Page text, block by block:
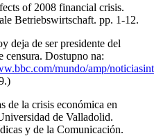
of 2008 financial crisis.
Betriebswirtschaft. pp. 1-12.
deja de ser presidente del
censura. Dostupno na:
mundo/amp/
de la crisis económica en
de Valladolid.
y de la Comunicación.